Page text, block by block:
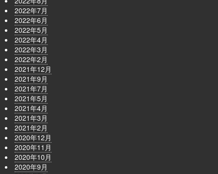
2022年7月
2022年6月
2022年5月
2022年4月
2022年3月
2022年2月
2021年12月
2021年9月
2021年7月
2021年5月
2021年4月
2021年3月
2021年2月
2020年12月
2020年11月
2020年10月
2020年9月